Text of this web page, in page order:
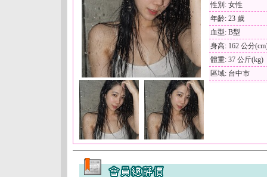
性別: 女性
年齡: 23 歲
血型: B型
身高: 162 公分
體重: 37 公斤(kg)
區域: 台中市